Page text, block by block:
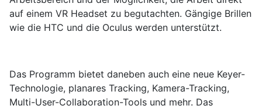
auf einem VR Headset zu begutachten. Gängige Brillen
wie die HTC und die Oculus werden unterstützt.
Das Programm bietet daneben auch eine neue Keyer-
Technologie, planares Tracking, Kamera-Tracking,
Multi-User-Collaboration-Tools und mehr. Das